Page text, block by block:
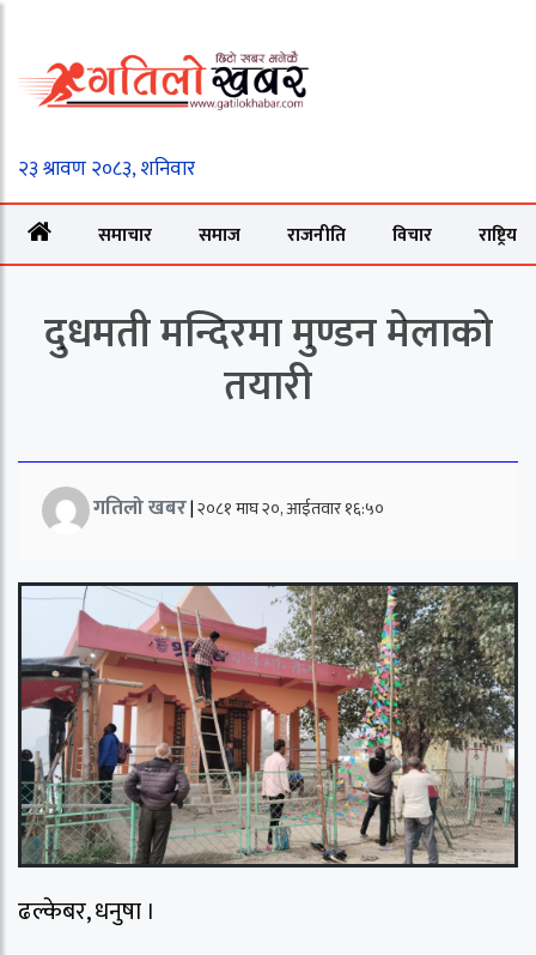
समाचार समाज राजनीति विचार राष्ट्रिय
दुधमती मन्दिरमा मुण्डन मेलाको
तयारी
गतिलो खबर|२०८१ माघ २०, आईतवार १६:५०
ढल्केबर, धनुषा ।